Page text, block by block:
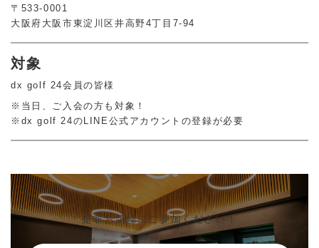
〒533-0001
大阪府大阪市東淀川区井高野4丁目7-94
対象
dx golf 24会員の皆様
※当日、ご入会の方も対象！
※dx golf 24のLINE公式アカウントの登録が必要
是非お気軽にご参加ください！